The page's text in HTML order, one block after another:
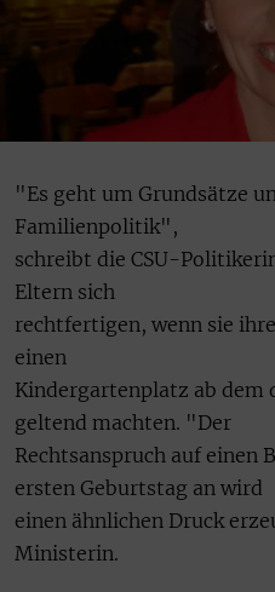
"Es geht um Grundsätze
Familienpolitik",
schreibt die CSU-
Eltern sich
rechtfertigen, wenn sie
einen
Kindergartenplatz ab dem
geltend machten. "Der
Rechtsanspruch auf einen
ersten Geburtstag an wird
einen ähnlichen Druck
Ministerin.